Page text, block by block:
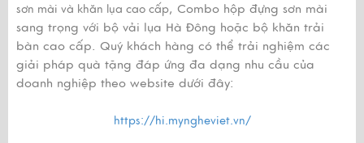
sơn mài và khăn lụa cao cấp, Combo hộp đựng sơn mài
sang trọng với bộ vải lụa Hà Đông hoặc bộ khăn trải
bàn cao cấp. Quý khách hàng có thể trải nghiệm các
giải pháp quà tặng đáp ứng đa dạng nhu cầu của
doanh nghiệp theo website dưới đây:
https://hi.myngheviet.vn/